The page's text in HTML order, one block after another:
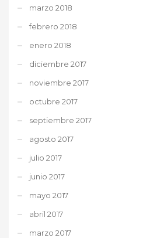
marzo 2018
febrero 2018
enero 2018
diciembre 2017
noviembre 2017
octubre 2017
septiembre 2017
agosto 2017
julio 2017
junio 2017
mayo 2017
abril 2017
marzo 2017